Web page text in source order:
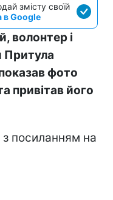
змісту своїй
в Google
волонтер і
Притула
фото
привітав його
з посиланням на